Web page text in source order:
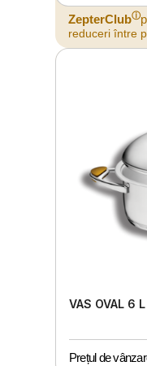
ZepterClubⓘ
reduceri între
VAS OVAL 6 L
Prețul de